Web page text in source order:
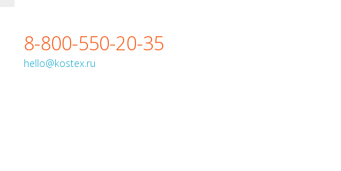
8-800-550-20-35
hello@kostex.ru